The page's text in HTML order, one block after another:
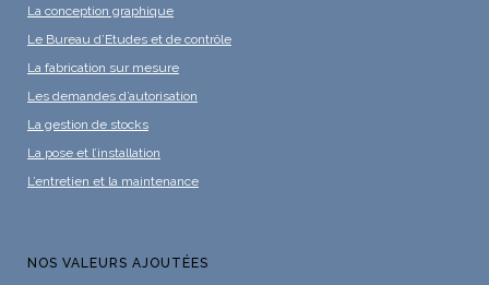
La conception graphique
Le Bureau d’Etudes et de contrôle
La fabrication sur mesure
Les demandes d’autorisation
La gestion de stocks
La pose et l’installation
L’entretien et la maintenance
NOS VALEURS AJOUTÉES